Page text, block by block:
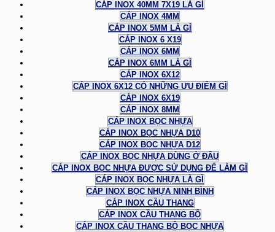
CÁP INOX 40MM 7X19 LÀ GÌ
CÁP INOX 4MM
CÁP INOX 5MM LÀ GÌ
CÁP INOX 6 X19
CÁP INOX 6MM
CÁP INOX 6MM LÀ GÌ
CÁP INOX 6X12
CÁP INOX 6X12 CÓ NHỮNG ƯU ĐIỂM GÌ
CÁP INOX 6X19
CÁP INOX 8MM
CÁP INOX BỌC NHỰA
CÁP INOX BỌC NHỰA D10
CÁP INOX BỌC NHỰA D12
CÁP INOX BỌC NHỰA DÙNG Ở ĐÂU
CÁP INOX BỌC NHỰA ĐƯỢC SỬ DỤNG ĐỂ LÀM GÌ
CÁP INOX BỌC NHỰA LÀ GÌ
CÁP INOX BỌC NHỰA NINH BÌNH
CÁP INOX CẦU THANG
CÁP INOX CẦU THANG BỘ
CÁP INOX CẦU THANG BỘ BỌC NHỰA